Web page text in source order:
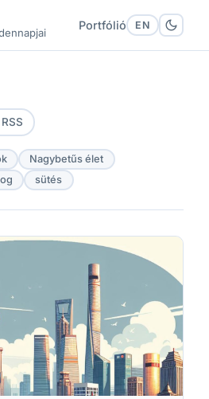
Portfólió EN
RSS
Nagybetűs élet
sütés